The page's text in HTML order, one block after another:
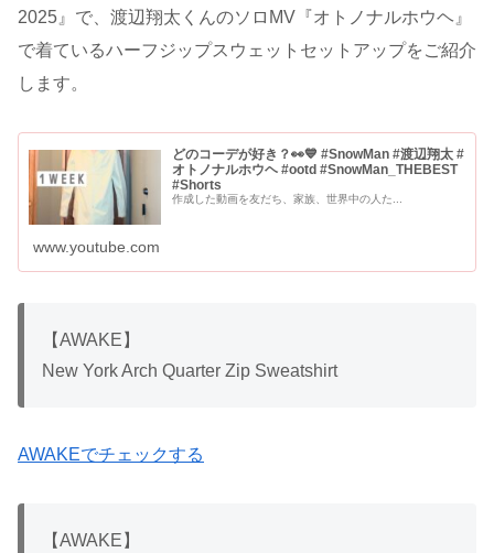
2025』で、渡辺翔太くんのソロMV『オトノナルホウヘ』
で着ているハーフジップスウェットセットアップをご紹介
します。
どのコーデが好き？👀💙 #SnowMan #渡辺翔太 #
オトノナルホウヘ #ootd #SnowMan_THEBEST
#Shorts
作成した動画を友だち、家族、世界中の人た...
www.youtube.com
【AWAKE】
New York Arch Quarter Zip Sweatshirt
AWAKEでチェックする
【AWAKE】